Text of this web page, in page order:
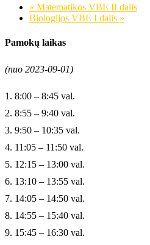
« Matematikos VBE II dalis
Biologijos VBE I dalis »
Pamokų laikas
(nuo 2023-09-01)
1. 8:00 – 8:45 val.
2. 8:55 – 9:40 val.
3. 9:50 – 10:35 val.
4. 11:05 – 11:50 val.
5. 12:15 – 13:00 val.
6. 13:10 – 13:55 val.
7. 14:05 – 14:50 val.
8. 14:55 – 15:40 val.
9. 15:45 – 16:30 val.